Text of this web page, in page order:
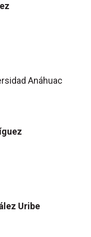
Anáhuac
Uribe